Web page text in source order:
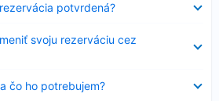
potvrdená?
svoju rezerváciu cez
čo ho potrebujem?